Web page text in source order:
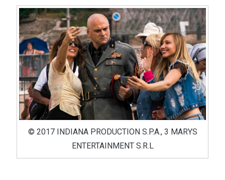
© 2017 INDIANA PRODUCTION S.P.A., 3 MARYS
ENTERTAINMENT S.R.L